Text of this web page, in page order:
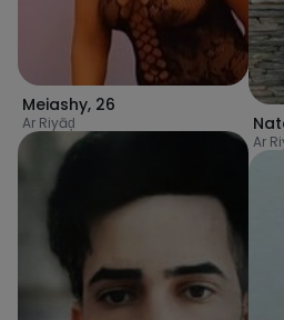
Meiashy, 26
Ar Riyāḑ
Ar